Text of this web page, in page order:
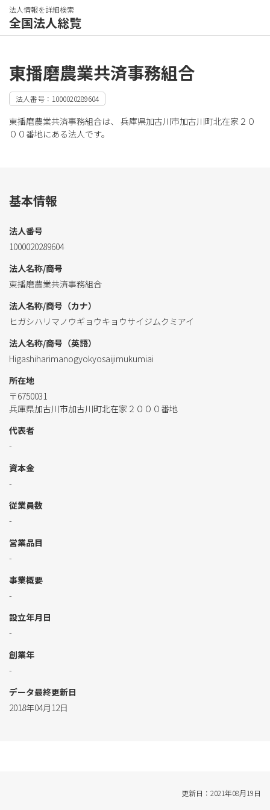
法人情報を詳細検索
全国法人総覧
東播磨農業共済事務組合
法人番号：1000020289604
東播磨農業共済事務組合は、 兵庫県加古川市加古川町北在家２０
００番地にある法人です。
基本情報
法人番号
1000020289604
法人名称/商号
東播磨農業共済事務組合
法人名称/商号（カナ）
ヒガシハリマノウギョウキョウサイジムクミアイ
法人名称/商号（英語）
Higashiharimanogyokyosaijimukumiai
所在地
〒6750031
兵庫県加古川市加古川町北在家２０００番地
代表者
-
資本金
-
従業員数
-
営業品目
-
事業概要
-
設立年月日
-
創業年
-
データ最終更新日
2018年04月12日
更新日：2021年08月19日